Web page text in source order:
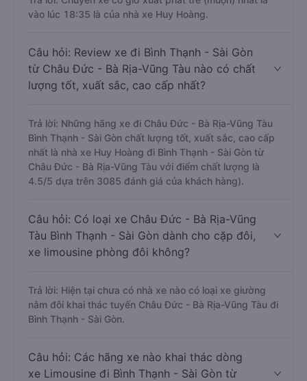
vào lúc 18:35 là của nhà xe Huy Hoàng.
Câu hỏi: Review xe đi Bình Thạnh - Sài Gòn
từ Châu Đức - Bà Rịa-Vũng Tàu nào có chất
lượng tốt, xuất sắc, cao cấp nhất?
Trả lời: Những hãng xe đi Châu Đức - Bà Rịa-Vũng Tàu
Bình Thạnh - Sài Gòn chất lượng tốt, xuất sắc, cao cấp
nhất là nhà xe Huy Hoàng đi Bình Thạnh - Sài Gòn từ
Châu Đức - Bà Rịa-Vũng Tàu với điểm chất lượng là
4.5/5 dựa trên 3085 đánh giá của khách hàng).
Câu hỏi: Có loại xe Châu Đức - Bà Rịa-Vũng
Tàu Bình Thạnh - Sài Gòn dành cho cặp đôi,
xe limousine phòng đôi không?
Trả lời: Hiện tại chưa có nhà xe nào có loại xe giường
nằm đôi khai thác tuyến Châu Đức - Bà Rịa-Vũng Tàu đi
Bình Thạnh - Sài Gòn.
Câu hỏi: Các hãng xe nào khai thác dòng
xe Limousine đi Bình Thạnh - Sài Gòn từ